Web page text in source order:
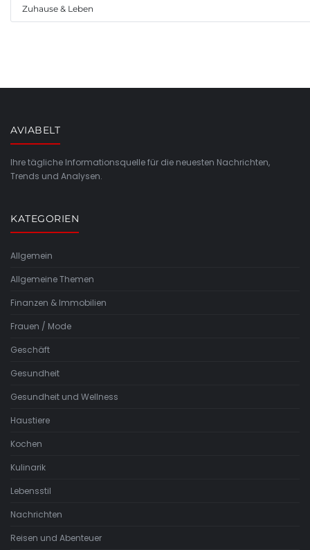
Zuhause & Leben
AVIABELT
Ihre tägliche Informationsquelle für die neuesten Nachrichten,
Trends und Analysen.
KATEGORIEN
Allgemein
Allgemeine Themen
Finanzen & Immobilien
Frauen / Mode
Geschäft
Gesundheit
Gesundheit und Wellness
Haustiere
Kochen
Kulinarik
Lebensstil
Nachrichten
Reisen und Abenteuer